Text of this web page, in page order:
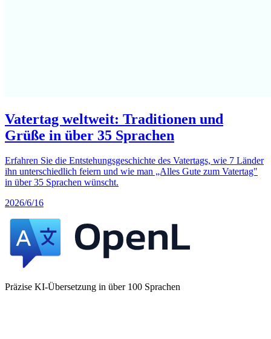
Vatertag weltweit: Traditionen und
Grüße in über 35 Sprachen
Erfahren Sie die Entstehungsgeschichte des Vatertags, wie 7 Länder
ihn unterschiedlich feiern und wie man „Alles Gute zum Vatertag"
in über 35 Sprachen wünscht.
2026/6/16
Präzise KI-Übersetzung in über 100 Sprachen